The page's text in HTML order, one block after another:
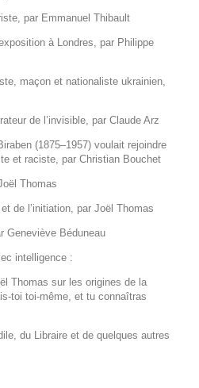
par Emmanuel Thibault
à Londres, par Philippe
maçon et nationaliste ukrainien,
de l’invisible, par Claude Arz
(1875–1957) voulait rejoindre
et raciste, par Christian Bouchet
Thomas
de l’initiation, par Joël Thomas
Geneviève Béduneau
intelligence :
Thomas sur les origines de la
toi toi-même, et tu connaîtras
du Libraire et de quelques autres